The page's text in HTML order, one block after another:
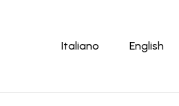
Italiano English